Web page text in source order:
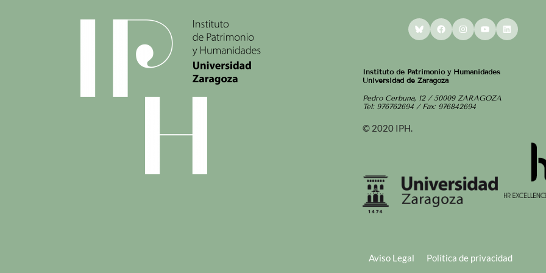
BlueskyFacebookInstagram
YouTube
Instituto de Patrimonio y Humanidades
Universidad de Zaragoza
Pedro Cerbuna, 12 / 50009 ZARAGOZA
Tel: 976762694 / Fax: 976842694
© 2020 IPH.
Aviso Legal Política de privacidad